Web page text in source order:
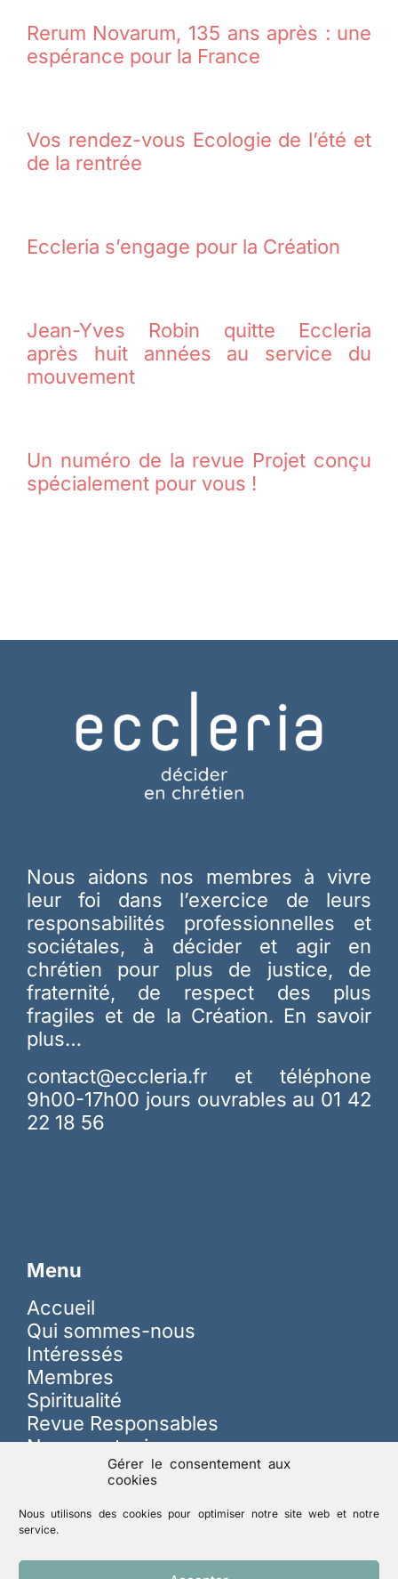
Gérer le consentement aux
cookies
Nous utilisons des cookies pour optimiser notre site web et notre
service.
Rerum Novarum, 135 ans après : une
espérance pour la France
Vos rendez-vous Ecologie de l’été et
de la rentrée
Eccleria s’engage pour la Création
Jean-Yves Robin quitte Eccleria
après huit années au service du
mouvement
Un numéro de la revue Projet conçu
spécialement pour vous !
Nous aidons nos membres à vivre
leur foi dans l’exercice de leurs
responsabilités professionnelles et
sociétales, à décider et agir en
chrétien pour plus de justice, de
fraternité, de respect des plus
fragiles et de la Création. En savoir
plus…
contact@eccleria.fr et téléphone
9h00-17h00 jours ouvrables au 01 42
22 18 56
Menu
Accueil
Qui sommes-nous
Intéressés
Membres
Spiritualité
Revue Responsables
Nous soutenir